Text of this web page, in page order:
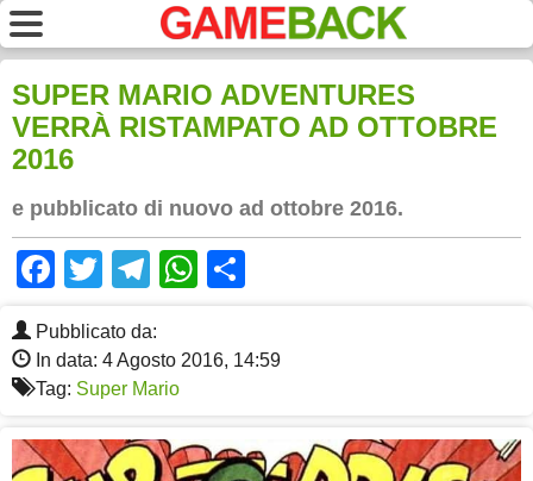
SUPER MARIO ADVENTURES
VERRÀ RISTAMPATO AD OTTOBRE
2016
e pubblicato di nuovo ad ottobre 2016.
Facebook
TwitterTelegram
WhatsApp
Pubblicato da:
In data: 4 Agosto 2016, 14:59
Tag: Super Mario